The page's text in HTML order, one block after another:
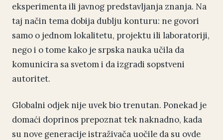
eksperimenta ili javnog predstavljanja znanja. Na
taj način tema dobija dublju konturu: ne govori
samo o jednom lokalitetu, projektu ili laboratoriji,
nego i o tome kako je srpska nauka učila da
komunicira sa svetom i da izgradi sopstveni
autoritet.
Globalni odjek nije uvek bio trenutan. Ponekad je
domaći doprinos prepoznat tek naknadno, kada
su nove generacije istraživača uočile da su ovde